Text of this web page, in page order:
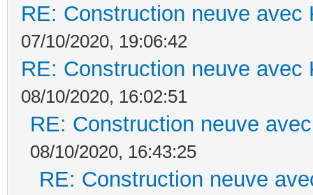
RE: Construction neuve avec
07/10/2020, 19:06:42
RE: Construction neuve avec
08/10/2020, 16:02:51
RE: Construction neuve
08/10/2020, 16:43:25
RE: Construction neuve